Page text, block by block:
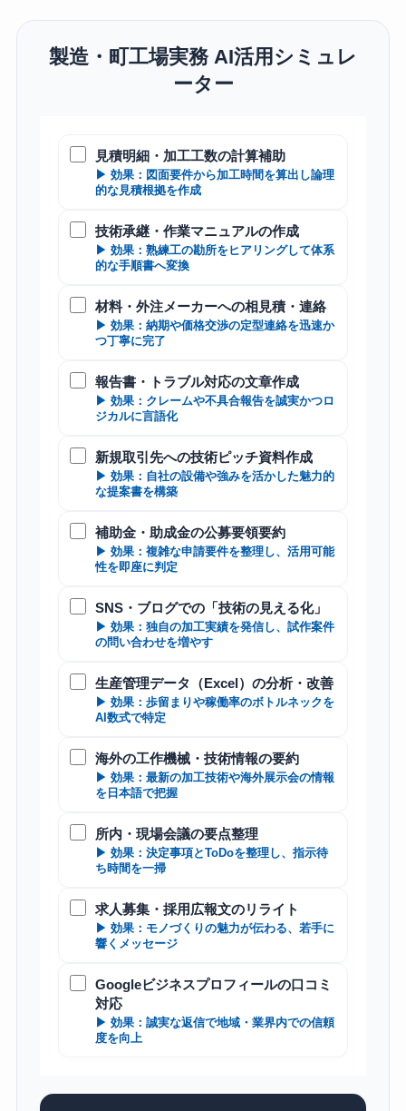
製造・町工場実務 AI活用シミュレ
ーター
見積明細・加工工数の計算補助
▶ 効果：図面要件から加工時間を算出し論理
的な見積根拠を作成
技術承継・作業マニュアルの作成
▶ 効果：熟練工の勘所をヒアリングして体系
的な手順書へ変換
材料・外注メーカーへの相見積・連絡
▶ 効果：納期や価格交渉の定型連絡を迅速か
つ丁寧に完了
報告書・トラブル対応の文章作成
▶ 効果：クレームや不具合報告を誠実かつロ
ジカルに言語化
新規取引先への技術ピッチ資料作成
▶ 効果：自社の設備や強みを活かした魅力的
な提案書を構築
補助金・助成金の公募要領要約
▶ 効果：複雑な申請要件を整理し、活用可能
性を即座に判定
SNS・ブログでの「技術の見える化」
▶ 効果：独自の加工実績を発信し、試作案件
の問い合わせを増やす
生産管理データ（Excel）の分析・改善
▶ 効果：歩留まりや稼働率のボトルネックを
AI数式で特定
海外の工作機械・技術情報の要約
▶ 効果：最新の加工技術や海外展示会の情報
を日本語で把握
所内・現場会議の要点整理
▶ 効果：決定事項とToDoを整理し、指示待
ち時間を一掃
求人募集・採用広報文のリライト
▶ 効果：モノづくりの魅力が伝わる、若手に
響くメッセージ
Googleビジネスプロフィールの口コミ
対応
▶ 効果：誠実な返信で地域・業界内での信頼
度を向上